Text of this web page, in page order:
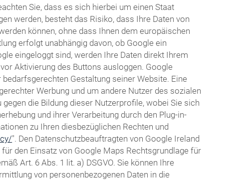
Sie, dass es sich hierbei um einen Staat
werden, besteht das Risiko, dass Ihre Daten von
können, ohne dass Ihnen dem europäischen
erfolgt unabhängig davon, ob Google ein
eingeloggt sind, werden Ihre Daten direkt Ihrem
Aktivierung des Buttons ausloggen. Google
Gestaltung seiner Website. Eine
Werbung und um andere Nutzer des sozialen
die Bildung dieser Nutzerprofile, wobei Sie sich
und ihrer Verarbeitung durch den Plug-in-
zu Ihren diesbezüglichen Rechten und
". Den Datenschutzbeauftragten von Google Ireland
den Einsatz von Google Maps Rechtsgrundlage für
Art. 6 Abs. 1 lit. a) DSGVO. Sie können Ihre
von personenbezogenen Daten in die